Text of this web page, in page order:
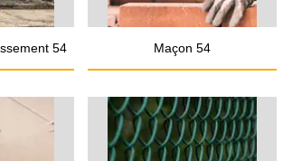
54 Maçon 54